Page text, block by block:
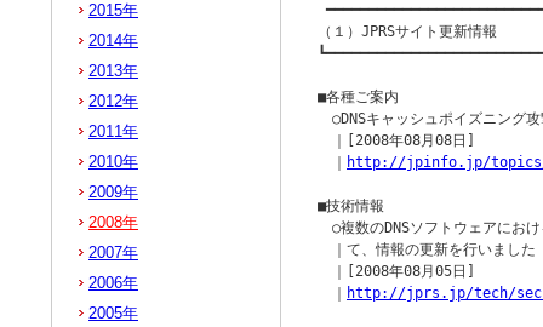
（１）JPRSサイト更新情報
■各種ご案内
○DNSキャッシュポイズニング
｜[2008年08月08日]
http://jpinfo.jp/topics/
■技術情報
○複数のDNSソフトウェアにお
｜て、情報の更新を行いました
｜[2008年08月05日]
http://jprs.jp/tech/
2015年
2014年
2013年
2012年
2011年
2010年
2009年
2008年
2007年
2006年
2005年